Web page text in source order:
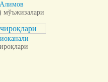
мўъжизалари